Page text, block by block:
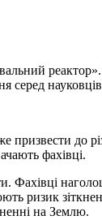
серед
призвести до
фахівці.
Фахівці
ризик
на Землю.